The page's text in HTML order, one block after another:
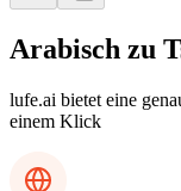
Arabisch zu
lufe.ai bietet eine
einem Klick